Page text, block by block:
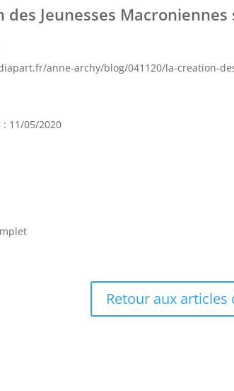
des Jeunesses
anne-archy/blog/041120/la-creation-
11/05/2020
Retour aux articles